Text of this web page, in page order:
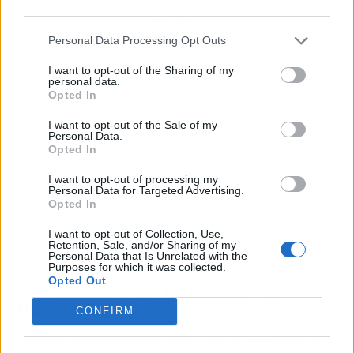
Personal Data Processing Opt Outs
I want to opt-out of the Sharing of my
personal data.
Opted In
I want to opt-out of the Sale of my
Personal Data.
Opted In
I want to opt-out of processing my
Personal Data for Targeted Advertising.
Opted In
I want to opt-out of Collection, Use,
Retention, Sale, and/or Sharing of my
Personal Data that Is Unrelated with the
Purposes for which it was collected.
Opted Out
CONFIRM
10. "Matar a un Ruiseñor" de
Harper Lee